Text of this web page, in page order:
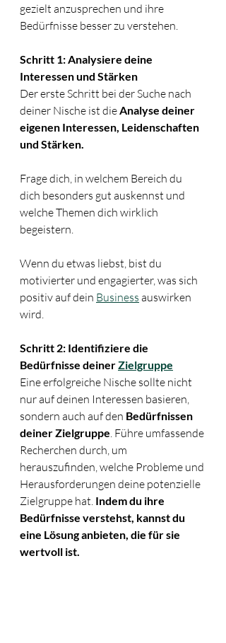
gezielt anzusprechen und ihre
Bedürfnisse besser zu verstehen.
Schritt 1: Analysiere deine
Interessen und Stärken
Der erste Schritt bei der Suche nach
deiner Nische ist die Analyse deiner
eigenen Interessen, Leidenschaften
und Stärken.
Frage dich, in welchem Bereich du
dich besonders gut auskennst und
welche Themen dich wirklich
begeistern.
Wenn du etwas liebst, bist du
motivierter und engagierter, was sich
positiv auf dein Business auswirken
wird.
Schritt 2: Identifiziere die
Bedürfnisse deiner Zielgruppe
Eine erfolgreiche Nische sollte nicht
nur auf deinen Interessen basieren,
sondern auch auf den Bedürfnissen
deiner Zielgruppe. Führe umfassende
Recherchen durch, um
herauszufinden, welche Probleme und
Herausforderungen deine potenzielle
Zielgruppe hat. Indem du ihre
Bedürfnisse verstehst, kannst du
eine Lösung anbieten, die für sie
wertvoll ist.